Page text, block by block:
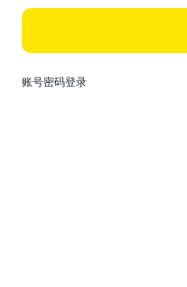
账号密码登录